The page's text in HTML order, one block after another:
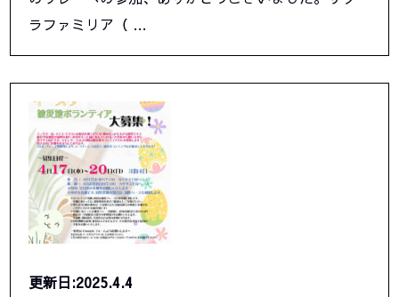
ラファミリア（ …
更新日:2025.4.4